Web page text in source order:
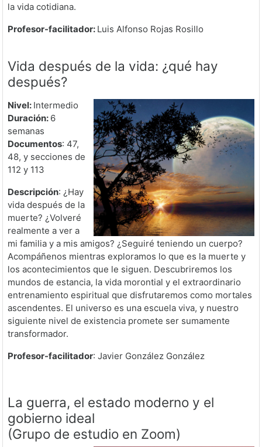
la vida cotidiana.
Profesor-facilitador: Luis Alfonso Rojas Rosillo
Vida después de la vida: ¿qué hay
después?
Nivel: Intermedio
Duración: 6
semanas
Documentos: 47,
48, y secciones de
112 y 113
Descripción: ¿Hay
vida después de la
muerte? ¿Volveré
realmente a ver a
mi familia y a mis amigos? ¿Seguiré teniendo un cuerpo?
Acompáñenos mientras exploramos lo que es la muerte y
los acontecimientos que le siguen. Descubriremos los
mundos de estancia, la vida morontial y el extraordinario
entrenamiento espiritual que disfrutaremos como mortales
ascendentes. El universo es una escuela viva, y nuestro
siguiente nivel de existencia promete ser sumamente
transformador.
Profesor-facilitador: Javier González González
La guerra, el estado moderno y el
gobierno ideal
(Grupo de estudio en Zoom)